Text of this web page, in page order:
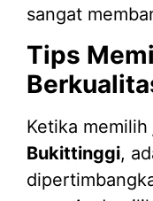
sangat
Tips
Ketika memilih
Bukittinggi,